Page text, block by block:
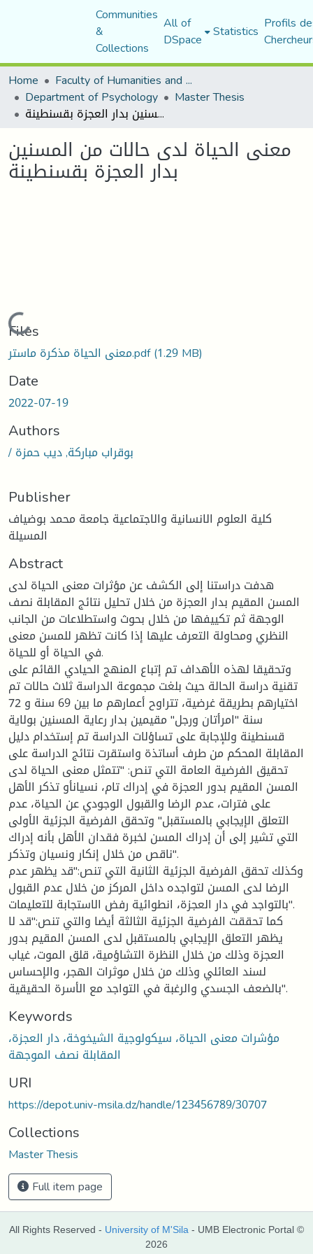
Communities
&
Collections
All of
DSpace Statistics Profils
Home
Faculty of Humanities and Social Sciences
Department of Psychology Master Thesis
معنى الحياة لدى حالات من المسنين بدار العجزة بقسنطينة
معنى الحياة لدى حالات من المسنين
بدار العجزة بقسنطينة
Loading...
Files
معنى الحياة مذكرة ماستر.pdf(1.29 MB)
Date
2022-07-19
Authors
/ بوقراب مباركة, ديب حمزة
Publisher
كلية العلوم الانسانية والاجتماعية جامعة محمد بوضياف
المسيلة
Abstract
هدفت دراستنا إلى الكشف عن مؤثرات معنى الحياة لدى
المسن المقيم بدار العجزة من خلال تحليل نتائج المقابلة نصف
الوجهة ثم تكييفها من خلال بحوث واستطلاعات من الجانب
النظري ومحاولة التعرف عليها إذا كانت تظهر للمسن معنى
في الحياة أو للحياة.
وتحقيقا لهذه الأهداف تم إتباع المنهج الحيادي القائم على
تقنية دراسة الحالة حيث بلغت مجموعة الدراسة ثلاث حالات تم
اختيارهم بطريقة غرضية، تتراوح أعمارهم ما بين 69 سنة و 72
سنة "امرأتان ورجل" مقيمين بدار رعاية المسنين بولاية
قسنطينة وللإجابة على تساؤلات الدراسة تم إستخدام دليل
المقابلة المحكم من طرف أساتذة واستقرت نتائج الدراسة على
تحقيق الفرضية العامة التي تنص: "تتمثل معنى الحياة لدى
المسن المقيم بدور العجزة في إدراك تام، نسيانأو تذكر الأهل
على فترات، عدم الرضا والقبول الوجودي عن الحياة، عدم
التعلق الإيجابي بالمستقبل" وتحقق الفرضية الجزئية الأولى
التي تشير إلى أن إدراك المسن لخبرة فقدان الأهل بأنه إدراك
ناقص من خلال إنكار ونسيان وتذكر".
وكذلك تحقق الفرضية الجزئية الثانية التي تنص:"قد يظهر عدم
الرضا لدى المسن لتواجده داخل المركز من خلال عدم القبول
بالتواجد في دار العجزة، انطوائية رفض الاستجابة للتعليمات".
كما تحققت الفرضية الجزئية الثالثة أيضا والتي تنص:"قد لا
يظهر التعلق الإيجابي بالمستقبل لدى المسن المقيم بدور
العجزة وذلك من خلال النظرة التشاؤمية، قلق الموت، غياب
لسند العائلي وذلك من خلال موثرات الهجر، والإحساس
بالضعف الجسدي والرغبة في التواجد مع الأسرة الحقيقية".
Keywords
مؤشرات معنى الحياة، سيكولوجية الشيخوخة، دار العجزة،
المقابلة نصف الموجهة
URI
https://depot.univ-msila.dz/handle/123456789/30707
Collections
Master Thesis
Full item page
All Rights Reserved - University of M'Sila - UMB Electronic Portal ©
2026